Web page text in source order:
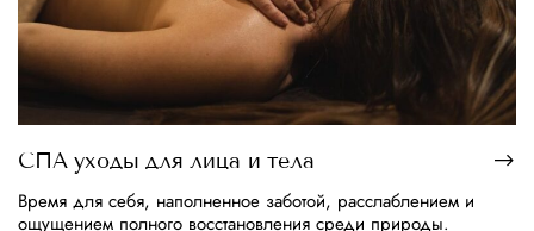
СПА уходы для лица и тела
Время для себя, наполненное заботой, расслаблением и
ощущением полного восстановления среди природы.